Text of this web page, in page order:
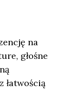
na
głośne
łatwością